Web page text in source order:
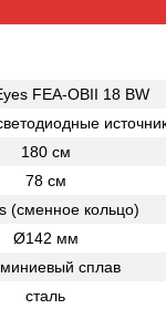
FEA-OBII 18 BW
180 см
78 см
(сменное кольцо)
Ø142 мм
сплав
сталь